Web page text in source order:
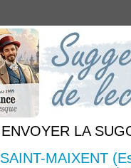
ENVOYER LA
SAINT-MAIXENT